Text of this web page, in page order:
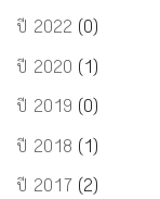
ปี 2022 (0)
ปี 2020 (1)
ปี 2019 (0)
ปี 2018 (1)
ปี 2017 (2)